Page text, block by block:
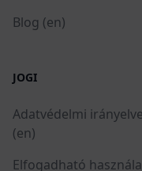
Blog (en)
JOGI
Adatvédelmi
(en)
Elfogadható